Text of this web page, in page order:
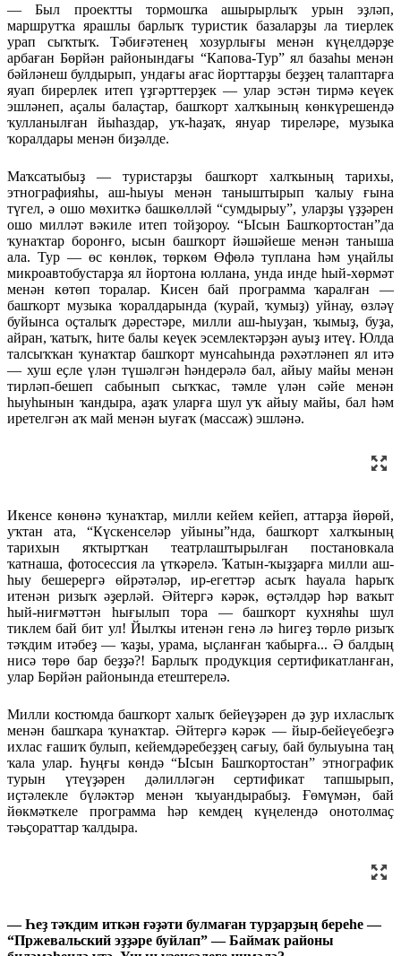
— Был проектты тормошҡа ашырырлыҡ урын эҙләп,
маршрутҡа ярашлы барлыҡ туристик базаларҙы ла тиерлек
урап сыҡтыҡ. Тәбиғәтенең хозурлығы менән күңелдәрҙе
арбаған Бөрйән районындағы “Капова-Тур” ял базаһы менән
бәйләнеш булдырып, ундағы ағас йорттарҙы беҙҙең талаптарға
яуап бирерлек итеп үҙгәрттерҙек — улар эстән тирмә кеүек
эшләнеп, аҫалы балаҫтар, башҡорт халҡының көнкүрешендә
ҡулланылған йыһаздар, уҡ-һаҙаҡ, януар тиреләре, музыка
ҡоралдары менән биҙәлде.
Маҡсатыбыҙ — туристарҙы башҡорт халҡының тарихы,
этнографияһы, аш-һыуы менән таныштырып ҡалыу ғына
түгел, ә ошо мөхиткә башкөлләй “сумдырыу”, уларҙы үҙҙәрен
ошо милләт вәкиле итеп тойҙороу. “Ысын Башҡортостан”да
ҡунаҡтар боронғо, ысын башҡорт йәшәйеше менән таныша
ала. Тур — өс көнлөк, төркөм Өфөлә туплана һәм уңайлы
микроавтобустарҙа ял йортона юллана, унда инде һый-хөрмәт
менән көтөп торалар. Кисен бай программа ҡаралған —
башҡорт музыка ҡоралдарында (ҡурай, ҡумыҙ) уйнау, өзләү
буйынса оҫталыҡ дәрестәре, милли аш-һыуҙан, ҡымыҙ, буҙа,
айран, ҡатыҡ, һите балы кеүек эсемлектәрҙән ауыҙ итеү. Юлда
талсыҡҡан ҡунаҡтар башҡорт мунсаһында рәхәтләнеп ял итә
— хуш еҫле үлән түшәлгән һәндерәлә бал, айыу майы менән
тирләп-бешеп сабынып сыҡҡас, тәмле үлән сәйе менән
һыуһынын ҡандыра, аҙаҡ уларға шул уҡ айыу майы, бал һәм
иретелгән аҡ май менән ыуғаҡ (массаж) эшләнә.
Икенсе көнөнә ҡунаҡтар, милли кейем кейеп, аттарҙа йөрөй,
уҡтан ата, “Күскенселәр уйыны”нда, башҡорт халҡының
тарихын яҡтыртҡан театрлаштырылған постановкала
ҡатнаша, фотосессия ла үткәрелә. Ҡатын-ҡыҙҙарға милли аш-
һыу бешерергә өйрәтәләр, ир-егеттәр асыҡ һауала һарыҡ
итенән ризыҡ әҙерләй. Әйтергә кәрәк, өҫтәлдәр һәр ваҡыт
һый-ниғмәттән һығылып тора — башҡорт кухняһы шул
тиклем бай бит ул! Йылҡы итенән генә лә һигеҙ төрлө ризыҡ
тәҡдим итәбеҙ — ҡаҙы, урама, ыҫланған ҡабырға... Ә балдың
нисә төрө бар беҙҙә?! Барлыҡ продукция сертификатланған,
улар Бөрйән районында етештерелә.
Милли костюмда башҡорт халыҡ бейеүҙәрен дә ҙур ихласлыҡ
менән башҡара ҡунаҡтар. Әйтергә кәрәк — йыр-бейеүебеҙгә
ихлас ғашиҡ булып, кейемдәребеҙҙең сағыу, бай булыуына таң
ҡала улар. Һуңғы көндә “Ысын Башҡортостан” этнографик
турын үтеүҙәрен дәлилләгән сертификат тапшырып,
иҫтәлекле бүләктәр менән ҡыуандырабыҙ. Ғөмүмән, бай
йөкмәткеле программа һәр кемдең күңелендә онотолмаҫ
тәьҫораттар ҡалдыра.
— Һеҙ тәҡдим иткән ғәҙәти булмаған турҙарҙың береһе —
“Пржевальский эҙҙәре буйлап” — Баймаҡ районы